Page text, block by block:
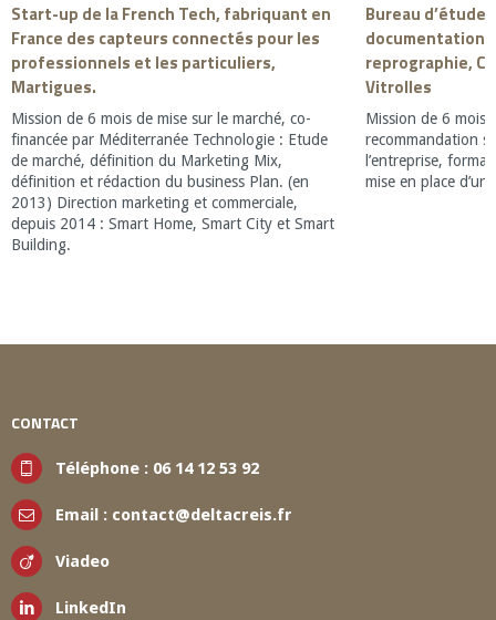
Start-up de la French Tech, fabriquant en
France des capteurs connectés pour les
professionnels et les particuliers,
Martigues.
Mission de 6 mois de mise sur le marché, co-
financée par Méditerranée Technologie : Etude
de marché, définition du Marketing Mix,
définition et rédaction du business Plan. (en
2013) Direction marketing et commerciale,
depuis 2014 : Smart Home, Smart City et Smart
Building.
Bureau
documentation
reprographie,
Vitrolles
Mission de 6
recommandation
l’entreprise,
mise en place
CONTACT
Téléphone : 06 14 12 53 92
Email : contact@deltacreis.fr
Viadeo
LinkedIn